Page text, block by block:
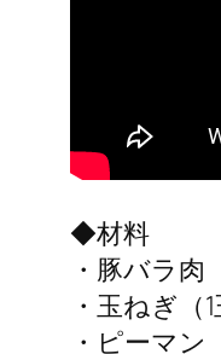
◆材料
・豚バラ肉
・玉ねぎ（1
・ピーマン